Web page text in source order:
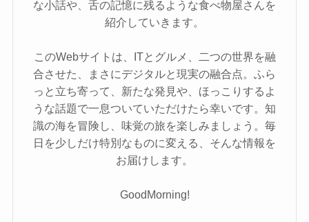
な小話や、舌の記憶に残るような食べ物屋さんを
紹介していきます。
このWebサイトは、ITとグルメ、二つの世界を融
合させた、まさにデジタルと現実の融合点。ふら
っと立ち寄って、新たな発見や、ほっこりするよ
うな話題で一息ついていただけたら幸いです。知
識の海を冒険し、味覚の旅を楽しみましょう。毎
日を少しだけ特別なものに変える、そんな情報を
お届けします。
GoodMorning!